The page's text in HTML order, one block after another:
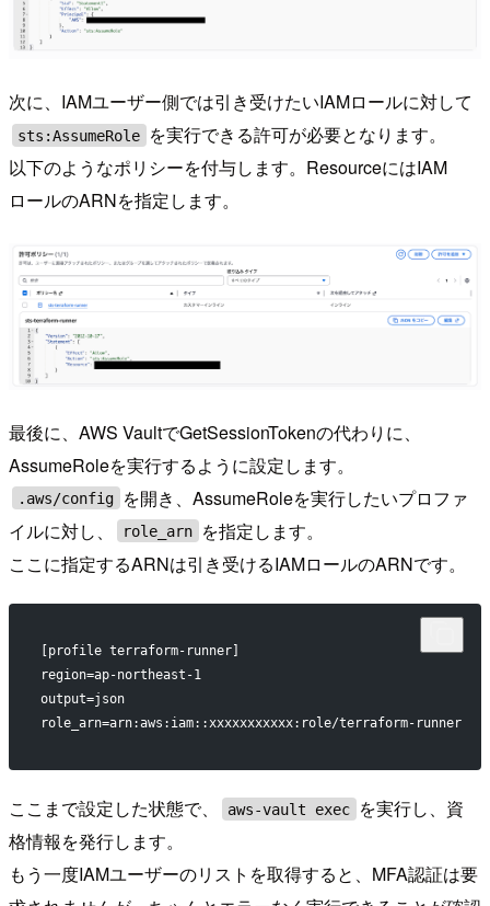
次に、IAMユーザー側では引き受けたいIAMロールに対して
sts:AssumeRole
を実行できる許可が必要となります。
以下のようなポリシーを付与します。ResourceにはIAM
ロールのARNを指定します。
最後に、AWS VaultでGetSessionTokenの代わりに、
AssumeRoleを実行するように設定します。
.aws/config
を開き、AssumeRoleを実行したいプロファ
イルに対し、
role_arn
を指定します。
ここに指定するARNは引き受けるIAMロールのARNです。
[profile terraform-runner]
region=ap-northeast-1
output=json
role_arn=arn:aws:iam::xxxxxxxxxxx:role/terraform-runner
ここまで設定した状態で、 aws-vault exec
を実行し、資
格情報を発行します。
もう一度IAMユーザーのリストを取得すると、MFA認証は要